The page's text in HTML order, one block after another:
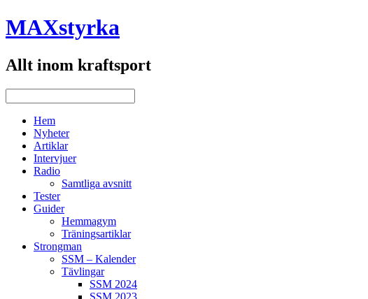
MAXstyrka
Allt inom kraftsport
Hem
Nyheter
Artiklar
Intervjuer
Radio
Samtliga avsnitt
Tester
Guider
Hemmagym
Träningsartiklar
Strongman
SSM – Kalender
Tävlingar
SSM 2024
SSM 2023